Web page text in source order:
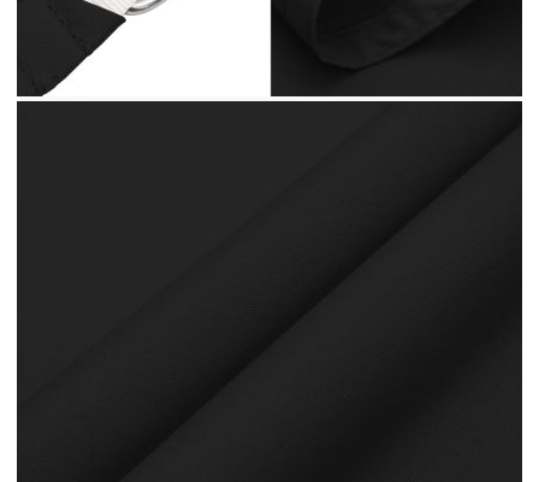
може да се използва в различни външни
пространства, като вашата градина, тераса,
детска площадка или балкон. Изработено от
оксфорд плат с PU покритие, слънцезащитното
платно ще ви предпази от пряка слънчева